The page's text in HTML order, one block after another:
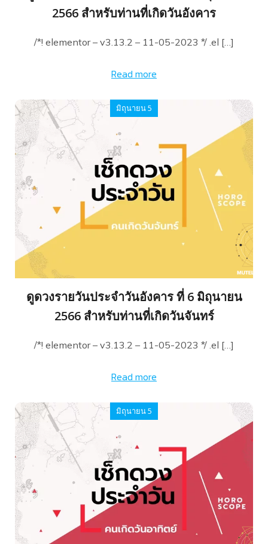
2566 สำหรับท่านที่เกิดวันอังคาร
/*! elementor – v3.13.2 – 11-05-2023 */ .el […]
Read more
มิถุนายน 5
ดูดวงรายวันประจำวันอังคาร ที่ 6 มิถุนายน
2566 สำหรับท่านที่เกิดวันจันทร์
/*! elementor – v3.13.2 – 11-05-2023 */ .el […]
Read more
มิถุนายน 5